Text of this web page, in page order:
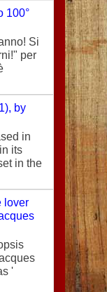
100°
Si
per
by
in
its
in the
lover
'